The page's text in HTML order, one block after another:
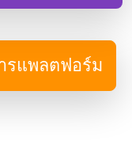
รแพลตฟอร์ม